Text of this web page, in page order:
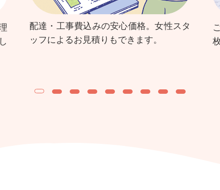
配達・工事費込みの安心価格。女性スタ
ッフによるお見積りもできます。